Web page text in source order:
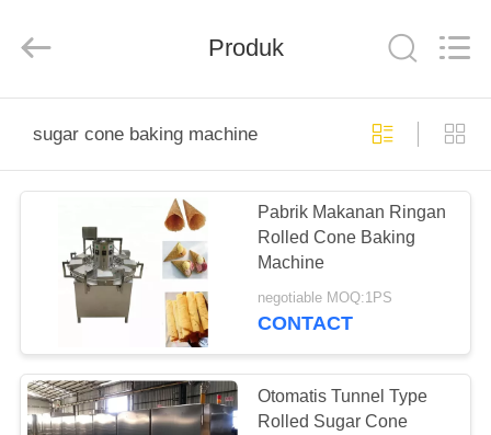
PRODUK
TENTANG
KAMI
TUR
PABRIK
Management
Services
Rights
Produk
sugar cone baking machine
Pabrik Makanan Ringan
Rolled Cone Baking
Machine
negotiable MOQ:1PS
CONTACT
Otomatis Tunnel Type
Rolled Sugar Cone